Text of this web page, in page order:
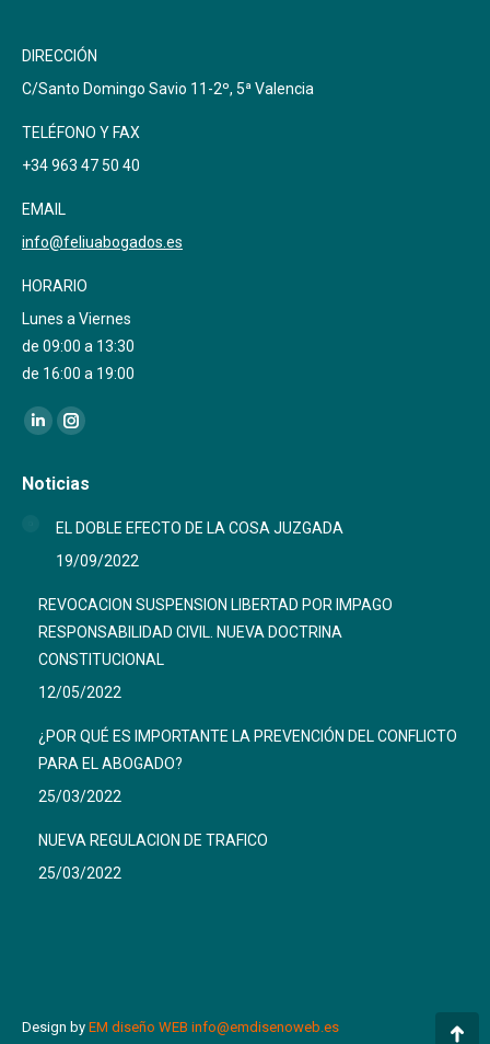
DIRECCIÓN
C/Santo Domingo Savio 11-2º, 5ª Valencia
TELÉFONO Y FAX
+34 963 47 50 40
EMAIL
info@feliuabogados.es
HORARIO
Lunes a Viernes
de 09:00 a 13:30
de 16:00 a 19:00
Encuéntranos en:
Linkedin
opens
Instagram
opens
in
Noticias
EL DOBLE EFECTO DE LA COSA JUZGADA
19/09/2022
REVOCACION SUSPENSION LIBERTAD POR IMPAGO
RESPONSABILIDAD CIVIL. NUEVA DOCTRINA
CONSTITUCIONAL
12/05/2022
¿POR QUÉ ES IMPORTANTE LA PREVENCIÓN DEL CONFLICTO
PARA EL ABOGADO?
25/03/2022
NUEVA REGULACION DE TRAFICO
25/03/2022
Design by EM diseño WEB info@emdisenoweb.es